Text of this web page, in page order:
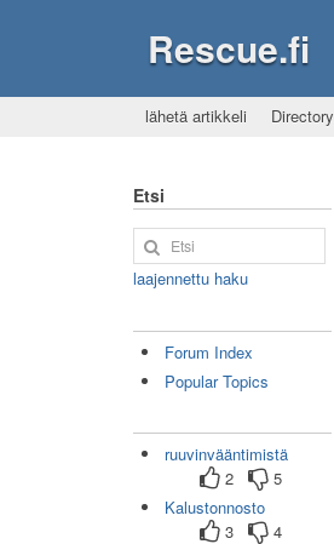
Rescue.fi
lähetä artikkeli Directory
Etsi
laajennettu haku
Forum Index
Popular Topics
ruuvinvääntimistä
2
5
Kalustonnosto
3
4